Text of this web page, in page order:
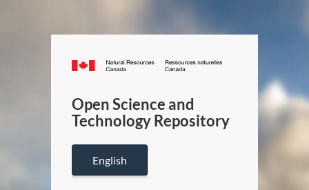
Canada.ca
/
Canada
Open Science and
Technology Repository
English